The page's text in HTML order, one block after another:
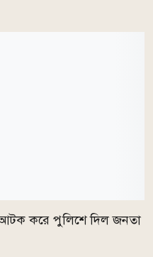
করে পুলিশে দিল জনতা